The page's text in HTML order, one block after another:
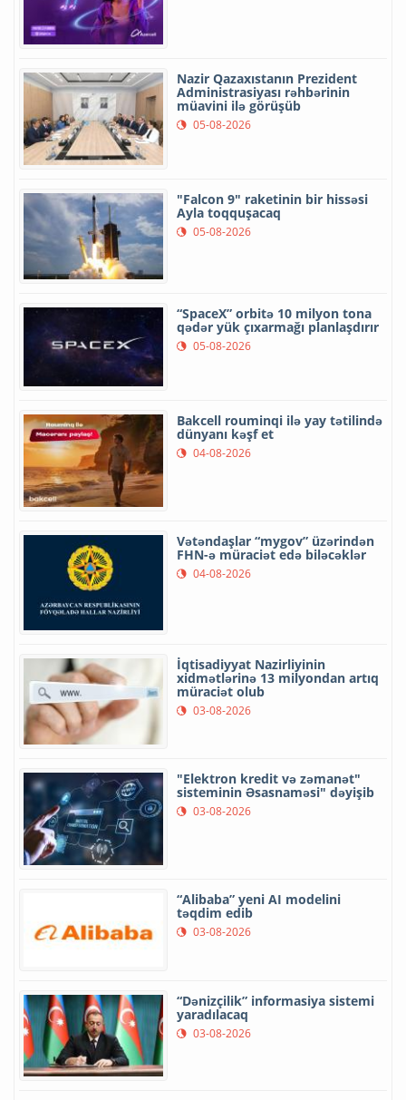
Nazir Qazaxıstanın Prezident
Administrasiyası rəhbərinin
müavini ilə görüşüb
05-08-2026
"Falcon 9" raketinin bir hissəsi
Ayla toqquşacaq
05-08-2026
“SpaceX” orbitə 10 milyon tona
qədər yük çıxarmağı planlaşdırır
05-08-2026
Bakcell rouminqi ilə yay tətilində
dünyanı kəşf et
04-08-2026
Vətəndaşlar “mygov” üzərindən
FHN-ə müraciət edə biləcəklər
04-08-2026
İqtisadiyyat Nazirliyinin
xidmətlərinə 13 milyondan artıq
müraciət olub
03-08-2026
"Elektron kredit və zəmanət"
sisteminin Əsasnaməsi" dəyişib
03-08-2026
“Alibaba” yeni AI modelini
təqdim edib
03-08-2026
“Dənizçilik” informasiya sistemi
yaradılacaq
03-08-2026